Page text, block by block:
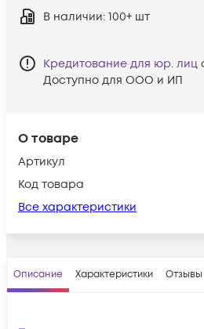
О товаре
Артикул
Код товара
Все характеристики
В наличии: 100+ шт
Кредитование для юр. лиц
Доступно для ООО и ИП
Описание Характеристики Отзывы